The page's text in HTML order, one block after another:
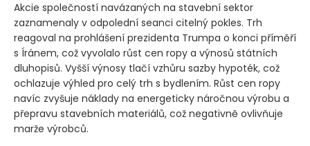
Akcie společností navázaných na stavební sektor
zaznamenaly v odpolední seanci citelný pokles. Trh
reagoval na prohlášení prezidenta Trumpa o konci příměří
s Íránem, což vyvolalo růst cen ropy a výnosů státních
dluhopisů. Vyšší výnosy tlačí vzhůru sazby hypoték, což
ochlazuje výhled pro celý trh s bydlením. Růst cen ropy
navíc zvyšuje náklady na energeticky náročnou výrobu a
přepravu stavebních materiálů, což negativně ovlivňuje
marže výrobců.